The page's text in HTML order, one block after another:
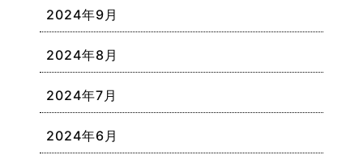
2024年9月
2024年8月
2024年7月
2024年6月